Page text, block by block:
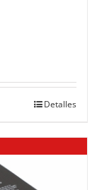
Detalles